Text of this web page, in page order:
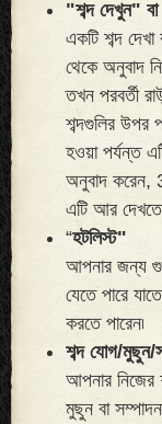
"শব্দ দেখুন"
একটি শব্দ
থেকে অনুবাদ
তখন পরবর্তী
শব্দগুলির উপর
হওয়া পর্যন্ত
অনুবাদ করেন,
এটি আর দেখতে
“হটলিস্ট"
আপনার জন্য
যেতে পারে
করতে পারেন৷
শব্দ যোগ/মুছুন/
আপনার নিজের
মুছুন বা